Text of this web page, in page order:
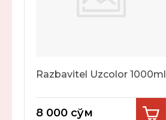
Razbavitel Uzcolor 1000ml
8 000 сўм